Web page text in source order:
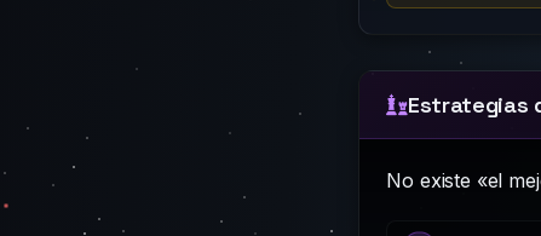
Estrategias
No existe «el